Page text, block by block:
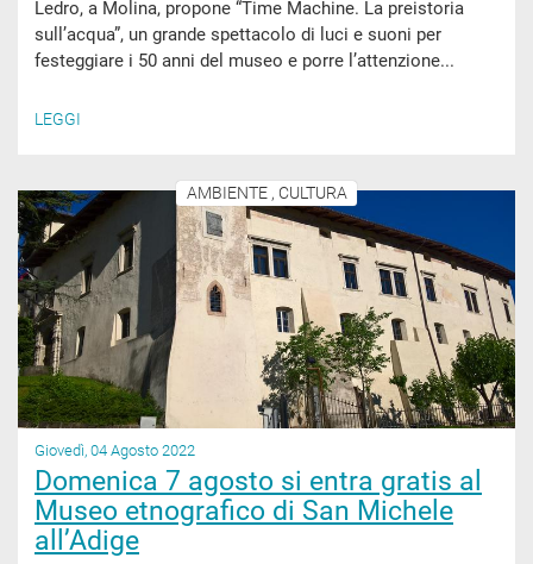
Ledro, a Molina, propone “Time Machine. La preistoria
sull’acqua”, un grande spettacolo di luci e suoni per
festeggiare i 50 anni del museo e porre l’attenzione...
LEGGI
AMBIENTE , CULTURA
Giovedì, 04 Agosto 2022
Domenica 7 agosto si entra gratis al
Museo etnografico di San Michele
all’Adige